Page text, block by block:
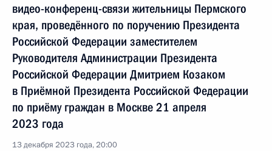
видео-конференц-связи жительницы Пермского
края, проведённого по поручению Президента
Российской Федерации заместителем
Руководителя Администрации Президента
Российской Федерации Дмитрием Козаком
в Приёмной Президента Российской Федерации
по приёму граждан в Москве 21 апреля
2023 года
13 декабря 2023 года, 20:00